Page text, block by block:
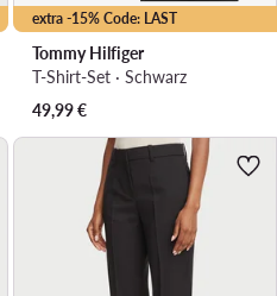
extra -15% Code: LAST
Tommy Hilfiger
T-Shirt-Set · Schwarz
49,99€